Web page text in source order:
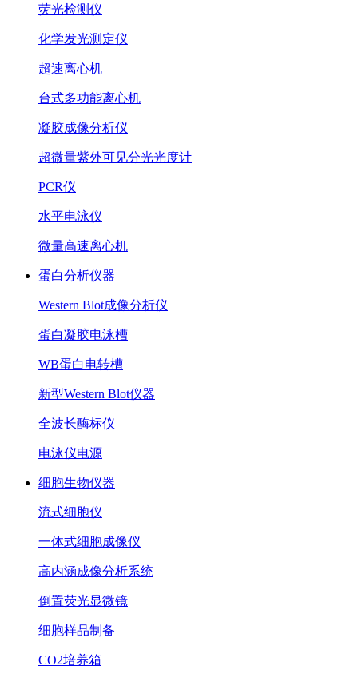
荧光检测仪
化学发光测定仪
超速离心机
台式多功能离心机
凝胶成像分析仪
超微量紫外可见分光光度计
PCR仪
水平电泳仪
微量高速离心机
蛋白分析仪器
Western Blot成像分析仪
蛋白凝胶电泳槽
WB蛋白电转槽
新型Western Blot仪器
全波长酶标仪
电泳仪电源
细胞生物仪器
流式细胞仪
一体式细胞成像仪
高内涵成像分析系统
倒置荧光显微镜
细胞样品制备
CO2培养箱